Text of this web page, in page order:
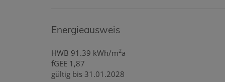
Energieausweis
HWB 91.39 kWh/m2a
fGEE 1,87
gültig bis 31.01.2028